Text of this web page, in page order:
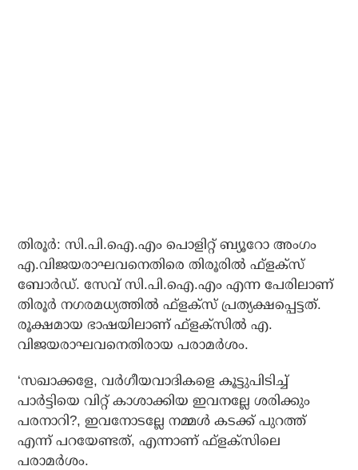
തിരൂര്‍: സി.പി.ഐ.എം പൊളിറ്റ് ബ്യൂറോ അംഗം
എ.വിജയരാഘവനെതിരെ തിരൂരില്‍ ഫ്‌ളക്‌സ്
ബോര്‍ഡ്. സേവ് സി.പി.ഐ.എം എന്ന പേരിലാണ്
തിരൂര്‍ നഗരമധ്യത്തില്‍ ഫ്‌ളക്‌സ് പ്രത്യക്ഷപ്പെട്ടത്.
രൂക്ഷമായ ഭാഷയിലാണ് ഫ്‌ളക്‌സില്‍ എ.
വിജയരാഘവനെതിരായ പരാമര്‍ശം.
‘സഖാക്കളേ, വര്‍ഗീയവാദികളെ കൂട്ടുപിടിച്ച്
പാര്‍ട്ടിയെ വിറ്റ് കാശാക്കിയ ഇവനല്ലേ ശരിക്കും
പരനാറി?, ഇവനോടല്ലേ നമ്മള്‍ കടക്ക് പുറത്ത്
എന്ന് പറയേണ്ടത്, എന്നാണ് ഫ്ളക്സിലെ
പരാമര്‍ശം.